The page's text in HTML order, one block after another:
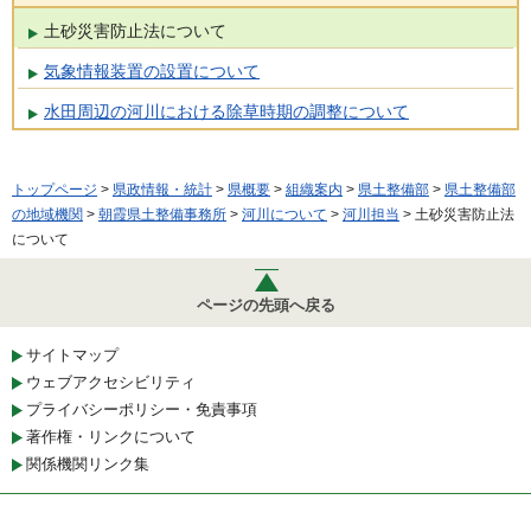
土砂災害防止法について
気象情報装置の設置について
水田周辺の河川における除草時期の調整について
トップページ > 県政情報・統計 > 県概要 > 組織案内 > 県土整備部 > 県土整備部
の地域機関 > 朝霞県土整備事務所 > 河川について > 河川担当 > 土砂災害防止法
について
ページの先頭へ戻る
サイトマップ
ウェブアクセシビリティ
プライバシーポリシー・免責事項
著作権・リンクについて
関係機関リンク集